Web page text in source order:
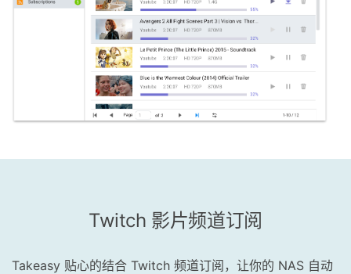
Twitch 影片频道订阅
Takeasy 贴心的结合 Twitch 频道订阅，让你的 NAS 自动